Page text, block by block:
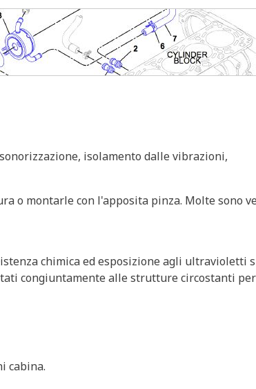
isolamento dalle vibrazioni,
o montarle con l'apposita pinza. Molte sono
chimica ed esposizione agli ultravioletti
congiuntamente alle strutture circostanti
cabina.